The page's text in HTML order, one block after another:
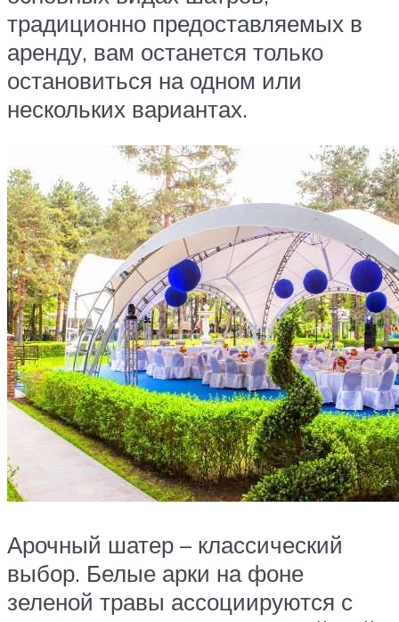
традиционно предоставляемых в
аренду, вам останется только
остановиться на одном или
нескольких вариантах.
Арочный шатер – классический
выбор. Белые арки на фоне
зеленой травы ассоциируются с